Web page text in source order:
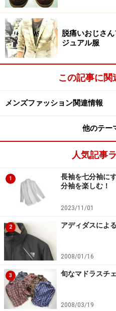
れていました。
プレーンノットに近いコン
も、ネクタイが緩みません
ットが合わないネクタイも
よってネクタイの結び方を
ボリュームと質感の
なネクタイ結び方
結び目が緩まないセミウイン
な結び目が人気！
スーツに合わせるネクタイ
ています。ところが、近年
秋冬に見掛けます。2004年
ァッションのカジュアル化
ン、どちらにも合わせやす
きたからです。
脱痛いおじさ
ジュアル服
この記事に関
メンズファッション関連情報
他のテー
人気記事
1
長袖を七分袖に
分袖を楽しむ！
2023/11/01
2 アディダスによ
2008/01/16
3 旬なマドラスチ
2008/03/19